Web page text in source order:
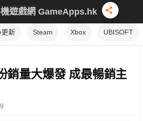
遊戲網 GameApps.hk
更新 Steam Xbox UBISOFT
銷量大爆發 成最暢銷主